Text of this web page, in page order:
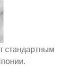
стандартным